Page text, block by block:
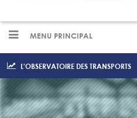
MENU PRINCIPAL
L'OBSERVATOIRE DES TRANSPORTS